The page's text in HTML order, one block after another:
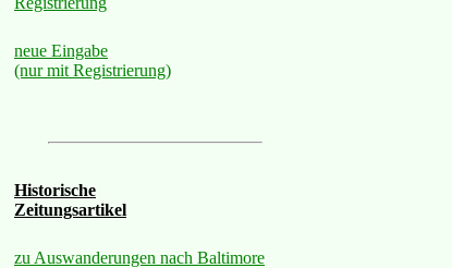
neue Eingabe
(nur mit Registrierung)
Historische
Zeitungsartikel
zu Auswanderungen nach Baltimore